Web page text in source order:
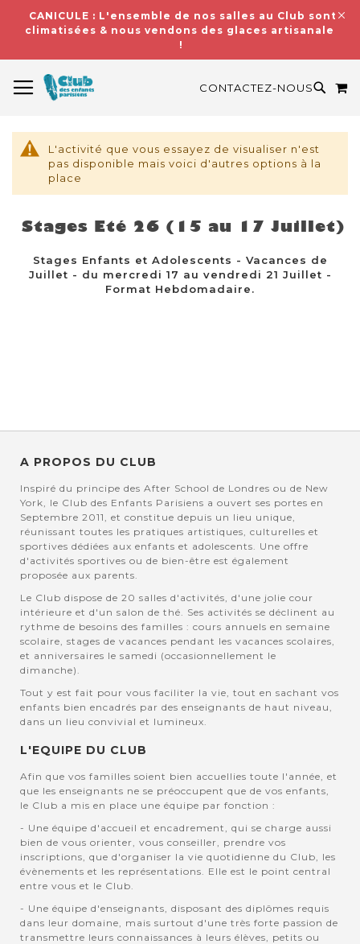
CANICULE : L'ensemble de nos salles au Club sont
climatisées & nous vendons des glaces artisanales
!
CONTACTEZ-NOUS
L'activité que vous essayez de visualiser n'est
pas disponible mais voici d'autres options à la
place
Stages Eté 26 (15 au 17 Juillet)
Stages Enfants et Adolescents - Vacances de
Juillet - du mercredi 17 au vendredi 21 Juillet -
Format Hebdomadaire.
A PROPOS DU CLUB
Inspiré du principe des After School de Londres ou de New
York, le Club des Enfants Parisiens a ouvert ses portes en
Septembre 2011, et constitue depuis un lieu unique,
réunissant toutes les pratiques artistiques, culturelles et
sportives dédiées aux enfants et adolescents. Une offre
d'activités sportives ou de bien-être est également
proposée aux parents.
Le Club dispose de 20 salles d'activités, d'une jolie cour
intérieure et d'un salon de thé. Ses activités se déclinent au
rythme de besoins des familles : cours annuels en semaine
scolaire, stages de vacances pendant les vacances scolaires,
et anniversaires le samedi (occasionnellement le
dimanche).
Tout y est fait pour vous faciliter la vie, tout en sachant vos
enfants bien encadrés par des enseignants de haut niveau,
dans un lieu convivial et lumineux.
L'EQUIPE DU CLUB
Afin que vos familles soient bien accuellies toute l'année, et
que les enseignants ne se préoccupent que de vos enfants,
le Club a mis en place une équipe par fonction :
- Une équipe d'accueil et encadrement, qui se charge aussi
bien de vous orienter, vous conseiller, prendre vos
inscriptions, que d'organiser la vie quotidienne du Club, les
évènements et les représentations. Elle est le point central
entre vous et le Club.
- Une équipe d'enseignants, disposant des diplômes requis
dans leur domaine, mais surtout d'une très forte passion de
transmettre leurs connaissances à leurs élèves, petits ou